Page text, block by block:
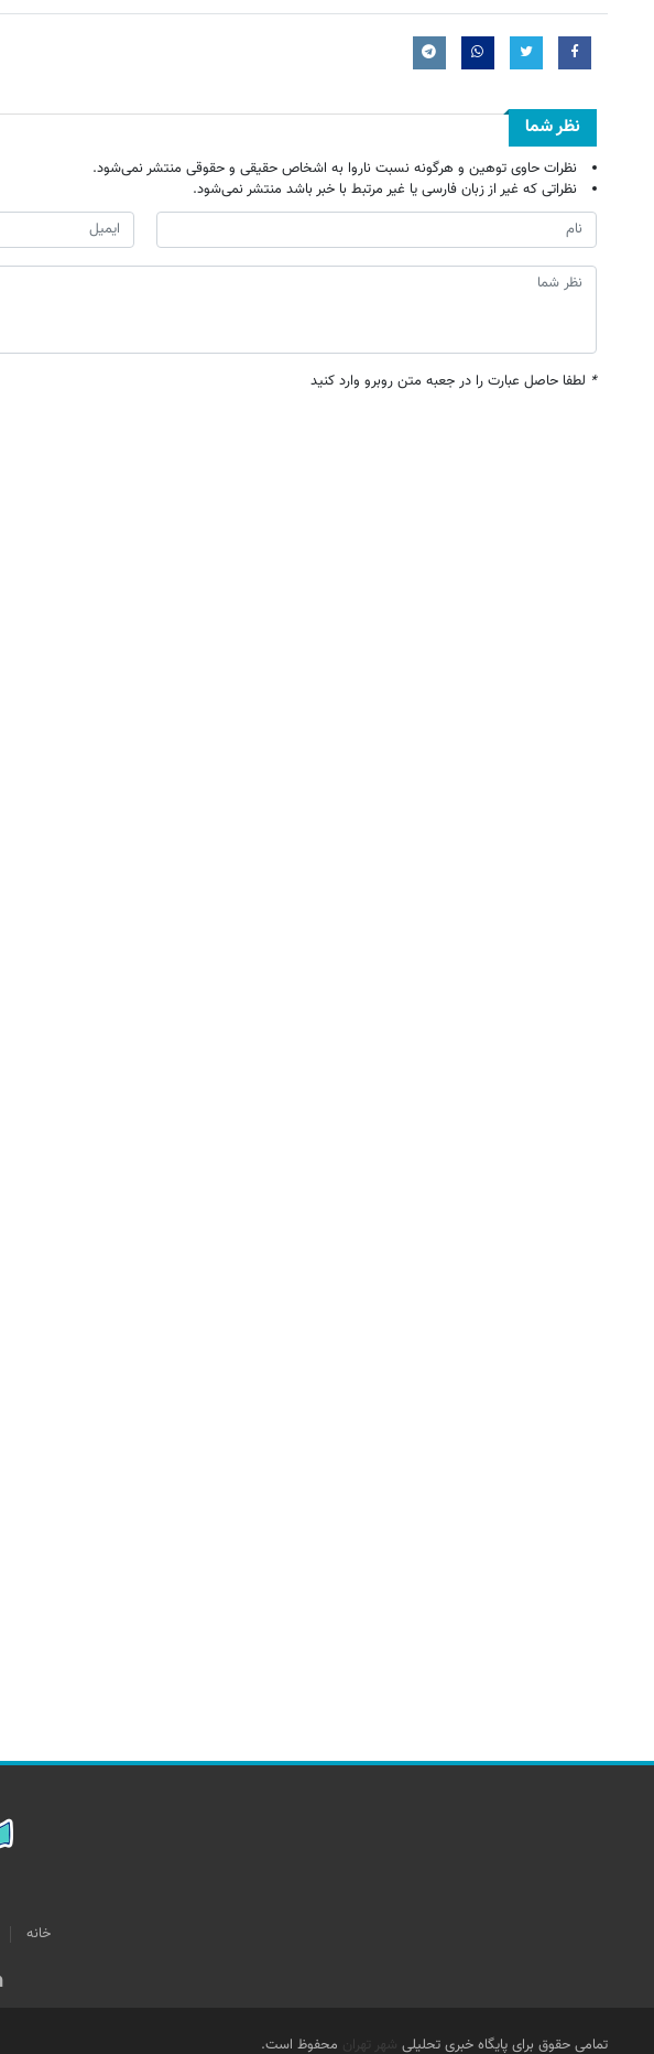
نظر شما
نظرات حاوی توهین و هرگونه نسبت ناروا به اشخاص حقیقی و حقوقی منتشر نمی‌شود.
نظراتی که غیر از زبان فارسی یا غیر مرتبط با خبر باشد منتشر نمی‌شود.
* لطفا حاصل عبارت را در جعبه متن روبرو وارد کنید
خانه
تمامی حقوق برای پایگاه خبری تحلیلی شهر تهران محفوظ است.